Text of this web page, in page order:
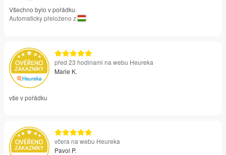
Všechno bylo v pořádku.
Automaticky přeloženo z
před 23 hodinami na webu Heureka
Marie K.
vše v pořádku
včera na webu Heureka
Pavol P.